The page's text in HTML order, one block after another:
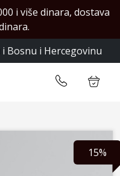
i više dinara, dostava
Bosnu i Hercegovinu
15%